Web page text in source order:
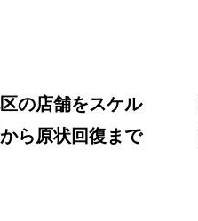
の店舗をスケル
ら原状回復まで